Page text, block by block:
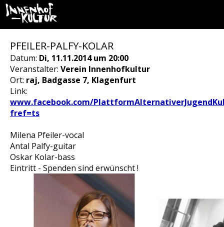
PFEILER-PALFY-KOLAR
Datum: Di, 11.11.2014 um 20:00
Veranstalter: Verein Innenhofkultur
Ort: raj, Badgasse 7, Klagenfurt
Link:
www.facebook.com/
fref=ts
Milena Pfeiler-vocal
Antal Palfy-guitar
Oskar Kolar-bass
Eintritt - Spenden sind erwünscht !